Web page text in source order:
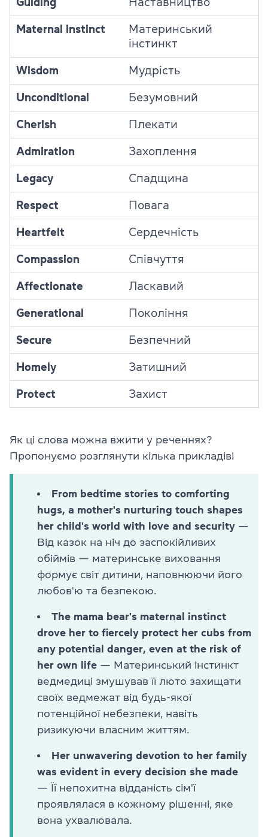
Maternal instinct
Материнський
інстинкт
Wisdom Мудрість
Unconditional Безумовний
Cherish Плекати
Admiration Захоплення
Legacy Спадщина
Respect Повага
Heartfelt Сердечність
Compassion Співчуття
Affectionate Ласкавий
Generational Покоління
Secure Безпечний
Homely Затишний
Protect Захист
Як ці слова можна вжити у реченнях?
Пропонуємо розглянути кілька прикладів!
From bedtime stories to comforting
hugs, a mother's nurturing touch shapes
her child's world with love and security —
Від казок на ніч до заспокійливих
обіймів — материнське виховання
формує світ дитини, наповнюючи його
любов'ю та безпекою.
The mama bear's maternal instinct
drove her to fiercely protect her cubs from
any potential danger, even at the risk of
her own life — Материнський інстинкт
ведмедиці змушував її люто захищати
своїх ведмежат від будь-якої
потенційної небезпеки, навіть
ризикуючи власним життям.
Her unwavering devotion to her family
was evident in every decision she made
— Її непохитна відданість сім'ї
проявлялася в кожному рішенні, яке
вона ухвалювала.